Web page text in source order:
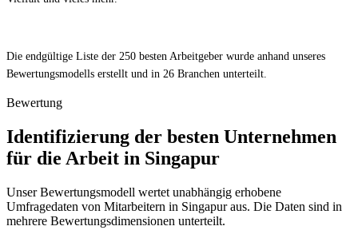
Die endgültige Liste der 250 besten Arbeitgeber wurde anhand unseres
Bewertungsmodells erstellt und in 26 Branchen unterteilt.
Bewertung
Identifizierung der besten Unternehmen
für die Arbeit in Singapur
Unser Bewertungsmodell wertet unabhängig erhobene
Umfragedaten von Mitarbeitern in Singapur aus. Die Daten sind in
mehrere Bewertungsdimensionen unterteilt.